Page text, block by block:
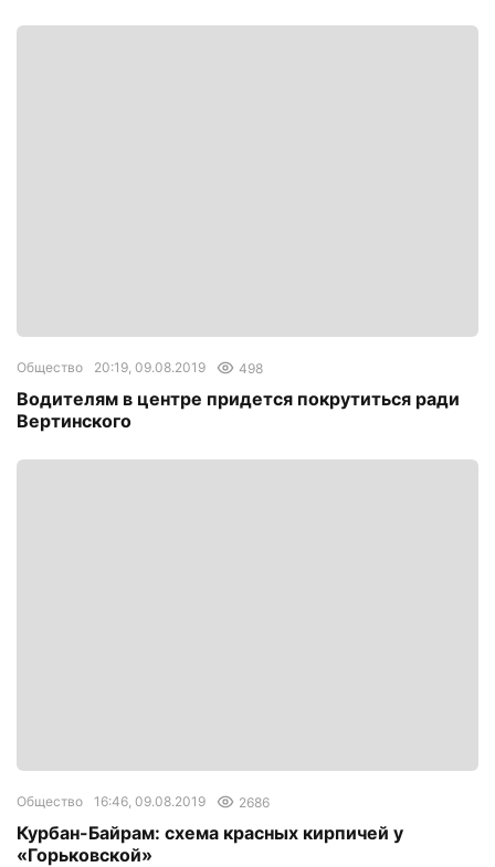
Общество 20:19, 09.08.2019 498
Водителям в центре придется покрутиться ради
Вертинского
Общество 16:46, 09.08.2019 2686
Курбан-Байрам: схема красных кирпичей у
«Горьковской»